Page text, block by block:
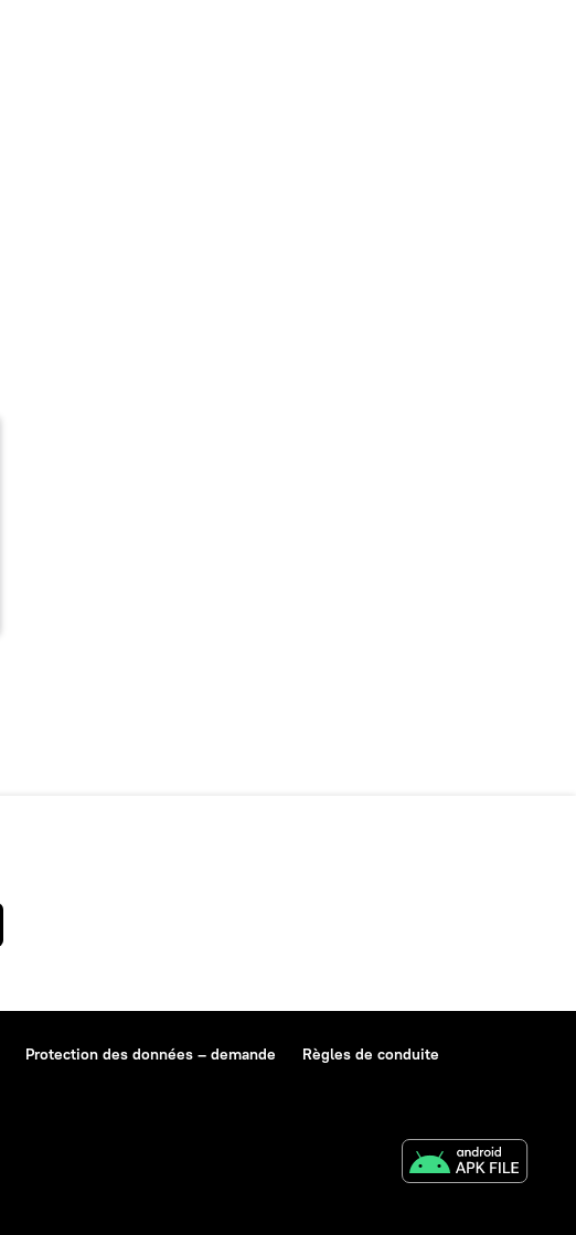
Protection des données – demande
Règles de conduite